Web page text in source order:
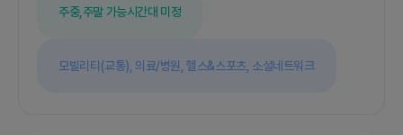
주중,주말 가능시간대 미정
모빌리티(교통), 의료/병원,헬스&스포츠, 소셜네트워크